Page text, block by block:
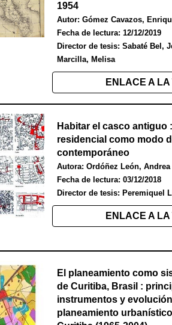
1954
Autor: Gómez Cavazos,
Fecha de lectura: 12/12/2019
Director de tesis: Sabaté Bel,
Marcilla, Melisa
ENLACE A LA
Habitar el casco antiguo
residencial como modo
contemporáneo
Autora: Ordóñez León, Andrea
Fecha de lectura: 03/12/2018
Director de tesis: Peremiquel
ENLACE A LA
El planeamiento como
de Curitiba, Brasil :
instrumentos y
planeamiento